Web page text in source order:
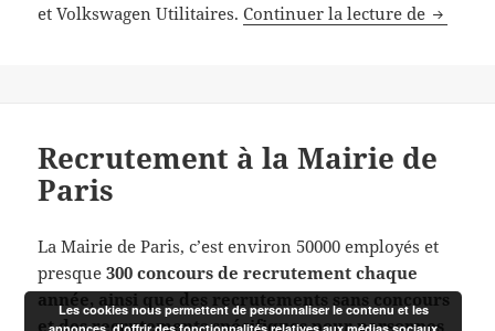
et Volkswagen Utilitaires.Continuer la lecture de
Recrutement à la Mairie de
Paris
La Mairie de Paris, c’est environ 50000 employés et
presque300 concours de recrutement chaque
année, ainsi que des recrutements sans concours
et des recrutements spécifiques pour personnes
Les cookies nous permettent de personnaliser le contenu et les